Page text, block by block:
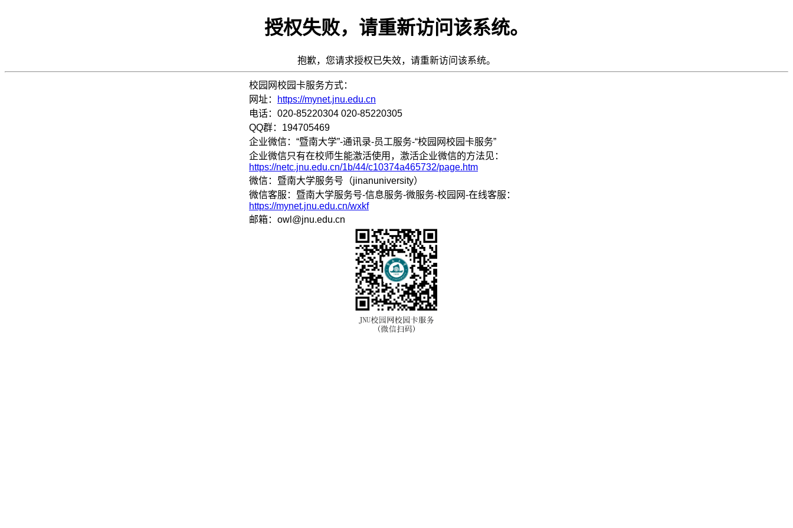
授权失败，请重新访问该系统。
抱歉，您请求授权已失效，请重新访问该系统。
校园网校园卡服务方式：
网址：
https://mynet.jnu.edu.cn
电话：020-85220304 020-85220305
QQ群：194705469
企业微信：“暨南大学”-通讯录-员工服务-“校园网校园卡服务”
企业微信只有在校师生能激活使用，激活企业微信的方法见：
https://netc.jnu.edu.cn/1b/44/c10374a465732/page.htm
微信：暨南大学服务号（jinanuniversity）
微信客服：暨南大学服务号-信息服务-微服务-校园网-在线客服：
https://mynet.jnu.edu.cn/wxkf
邮箱：owl@jnu.edu.cn